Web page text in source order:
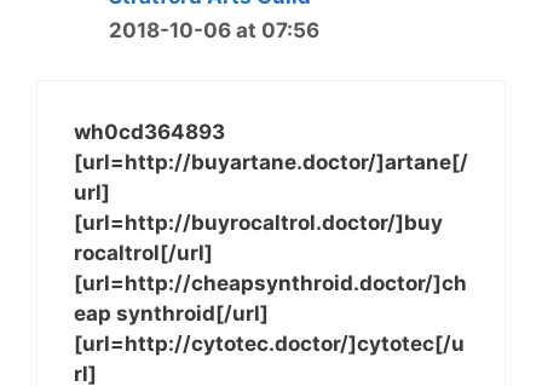
2018-10-06 at 07:56
wh0cd364893
[url=http://buyartane.doctor/]artane[/
url]
[url=http://buyrocaltrol.doctor/]buy
rocaltrol[/url]
[url=http://cheapsynthroid.doctor/]ch
eap synthroid[/url]
[url=http://cytotec.doctor/]cytotec[/u
rl]